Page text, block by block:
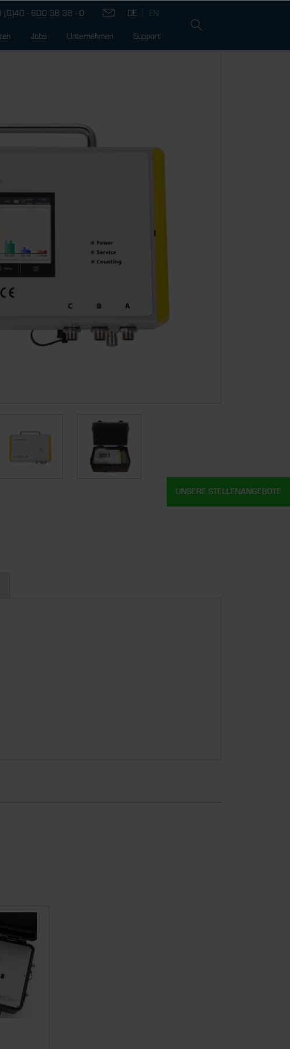
(0)40 - 600 38 38 - 0
Jobs Unternehmen Support
UNSERE STELLENANGEBOTE